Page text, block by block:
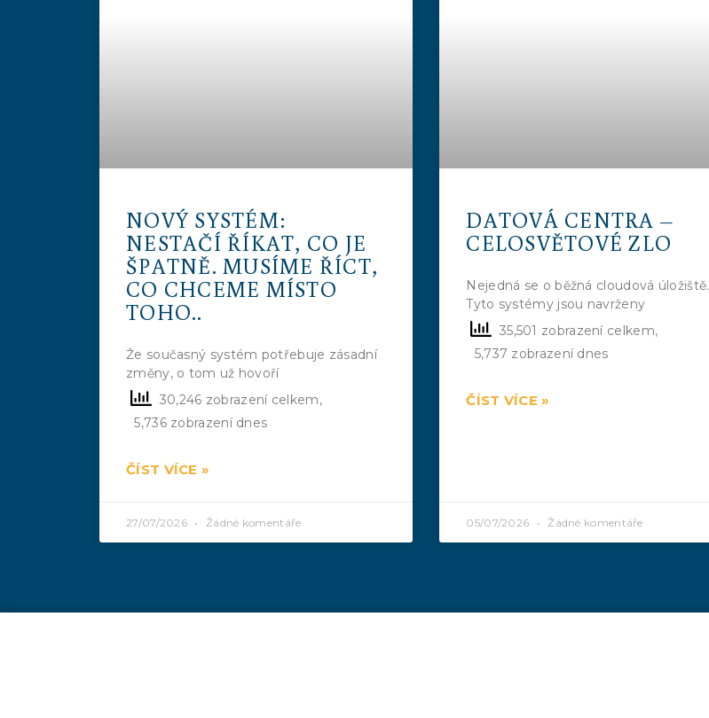
NOVÝ SYSTÉM:
NESTAČÍ ŘÍKAT, CO JE
ŠPATNĚ. MUSÍME ŘÍCT,
CO CHCEME MÍSTO
TOHO..
Že současný systém potřebuje zásadní
změny, o tom už hovoří
30,246 zobrazení celkem,
5,736 zobrazení dnes
ČÍST VÍCE »
27/07/2026 Žádné komentáře
DATOVÁ CENTRA –
CELOSVĚTOVÉ ZLO
Nejedná se o běžná cloudová úložiště.
Tyto systémy jsou navrženy
35,501 zobrazení celkem,
5,737 zobrazení dnes
ČÍST VÍCE »
05/07/2026 Žádné komentáře